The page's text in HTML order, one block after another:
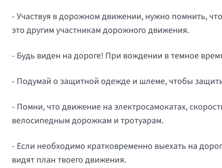
- Участвуя в дорожном движении, нужно помнить,
это другим участникам дорожного движения.
- Будь виден на дороге! При вождении в темное
- Подумай о защитной одежде и шлеме, чтобы
- Помни, что движение на электросамокатах,
велосипедным дорожкам и тротуарам.
- Если необходимо кратковременно выехать на
видят план твоего движения.